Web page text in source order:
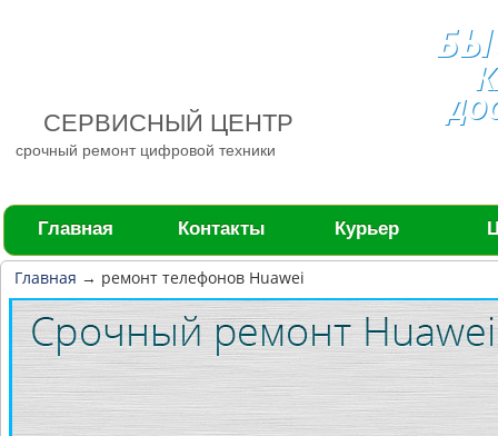
СЕРВИСНЫЙ ЦЕНТР
срочный ремонт цифровой техники
Главная Контакты Курьер
Главная → ремонт телефонов Huawei